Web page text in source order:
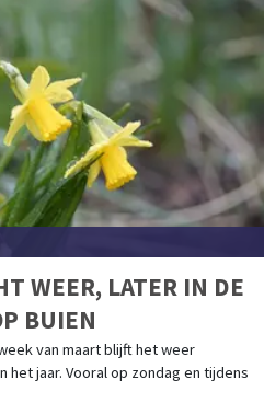
WEER, LATER IN DE
BUIEN
van maart blijft het weer
jaar. Vooral op zondag en tijdens